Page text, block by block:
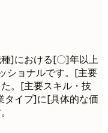
]における[〇]年以上
ショナルです。[主要
。[主要スキル・技
タイプ]に[具体的な価